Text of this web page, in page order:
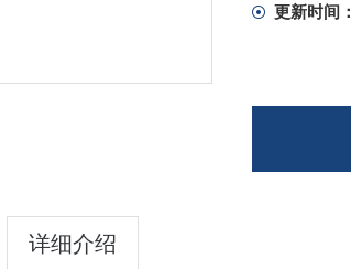
更新时间：
详细介绍